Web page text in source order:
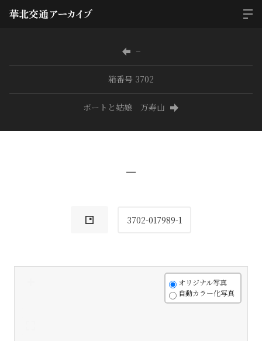
−
箱番号 3702
ボートと姑娘 万寿山
−
3702-017989-1
オリジナル写真
自動カラー化写真